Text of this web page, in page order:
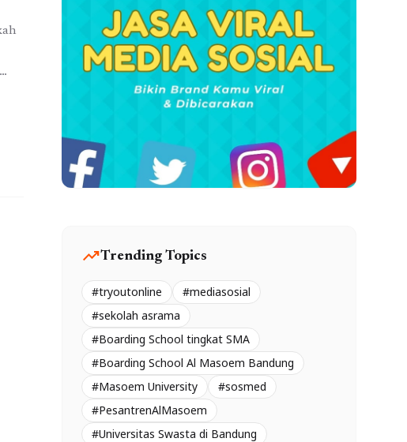
trending_upTrending Topics
#tryoutonline
#mediasosial
#sekolah asrama
#Boarding School tingkat SMA
#Boarding School Al Masoem Bandung
#Masoem University
#sosmed
#PesantrenAlMasoem
#Universitas Swasta di Bandung